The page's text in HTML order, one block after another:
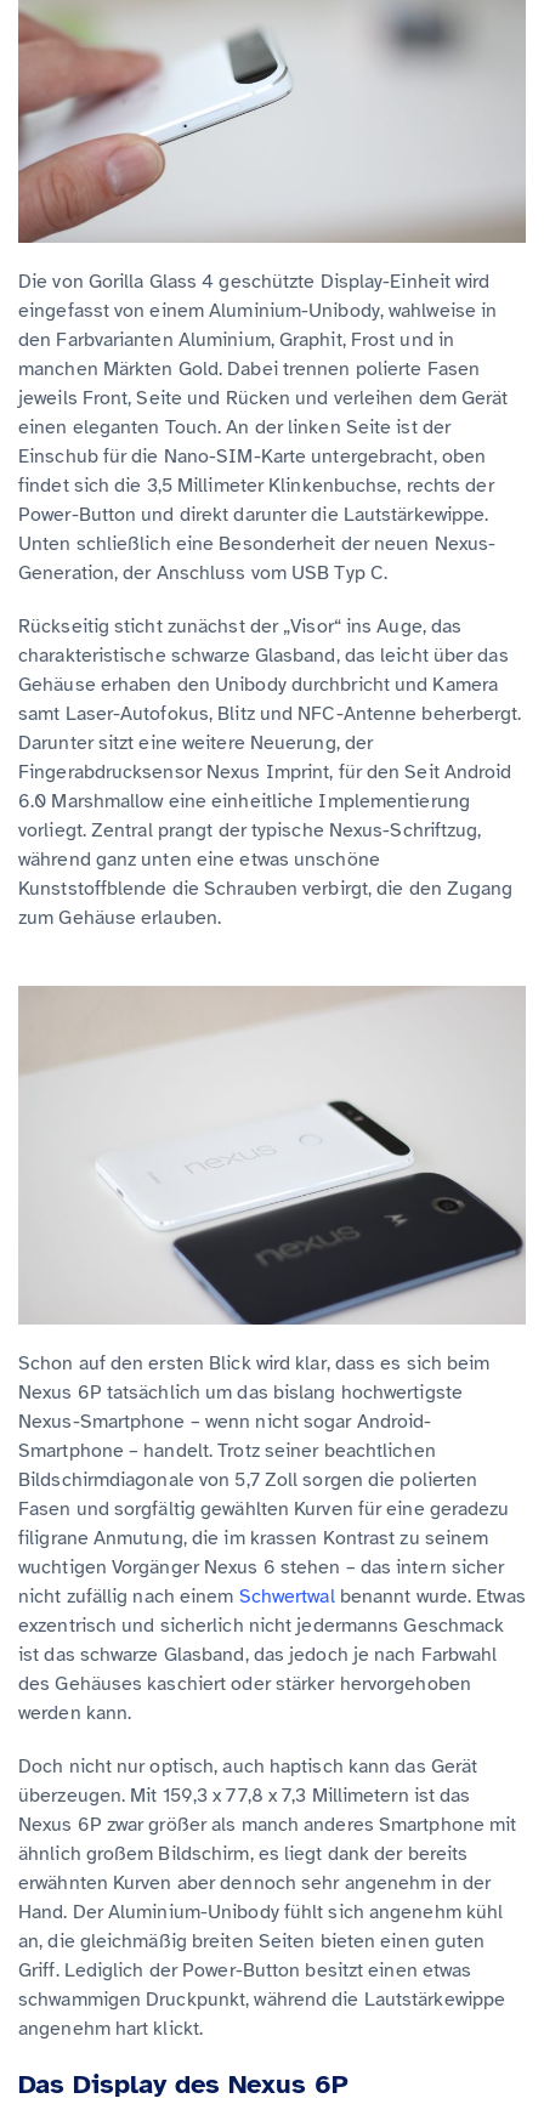
Die von Gorilla Glass 4 geschützte Display-Einheit wird
eingefasst von einem Aluminium-Unibody, wahlweise in
den Farbvarianten Aluminium, Graphit, Frost und in
manchen Märkten Gold. Dabei trennen polierte Fasen
jeweils Front, Seite und Rücken und verleihen dem Gerät
einen eleganten Touch. An der linken Seite ist der
Einschub für die Nano-SIM-Karte untergebracht, oben
findet sich die 3,5 Millimeter Klinkenbuchse, rechts der
Power-Button und direkt darunter die Lautstärkewippe.
Unten schließlich eine Besonderheit der neuen Nexus-
Generation, der Anschluss vom USB Typ C.
Rückseitig sticht zunächst der „Visor“ ins Auge, das
charakteristische schwarze Glasband, das leicht über das
Gehäuse erhaben den Unibody durchbricht und Kamera
samt Laser-Autofokus, Blitz und NFC-Antenne beherbergt.
Darunter sitzt eine weitere Neuerung, der
Fingerabdrucksensor Nexus Imprint, für den Seit Android
6.0 Marshmallow eine einheitliche Implementierung
vorliegt. Zentral prangt der typische Nexus-Schriftzug,
während ganz unten eine etwas unschöne
Kunststoffblende die Schrauben verbirgt, die den Zugang
zum Gehäuse erlauben.
Schon auf den ersten Blick wird klar, dass es sich beim
Nexus 6P tatsächlich um das bislang hochwertigste
Nexus-Smartphone – wenn nicht sogar Android-
Smartphone – handelt. Trotz seiner beachtlichen
Bildschirmdiagonale von 5,7 Zoll sorgen die polierten
Fasen und sorgfältig gewählten Kurven für eine geradezu
filigrane Anmutung, die im krassen Kontrast zu seinem
wuchtigen Vorgänger Nexus 6 stehen – das intern sicher
nicht zufällig nach einem Schwertwalbenannt wurde. Etwas
exzentrisch und sicherlich nicht jedermanns Geschmack
ist das schwarze Glasband, das jedoch je nach Farbwahl
des Gehäuses kaschiert oder stärker hervorgehoben
werden kann.
Doch nicht nur optisch, auch haptisch kann das Gerät
überzeugen. Mit 159,3 x 77,8 x 7,3 Millimetern ist das
Nexus 6P zwar größer als manch anderes Smartphone mit
ähnlich großem Bildschirm, es liegt dank der bereits
erwähnten Kurven aber dennoch sehr angenehm in der
Hand. Der Aluminium-Unibody fühlt sich angenehm kühl
an, die gleichmäßig breiten Seiten bieten einen guten
Griff. Lediglich der Power-Button besitzt einen etwas
schwammigen Druckpunkt, während die Lautstärkewippe
angenehm hart klickt.
Das Display des Nexus 6P